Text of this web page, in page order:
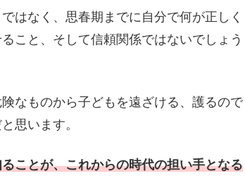
はなく、思春期までに自分で何が正しく
こと、そして信頼関係ではないでしょう
なものから子どもを遠ざける、護るので
思います。
ことが、これからの時代の担い手となる